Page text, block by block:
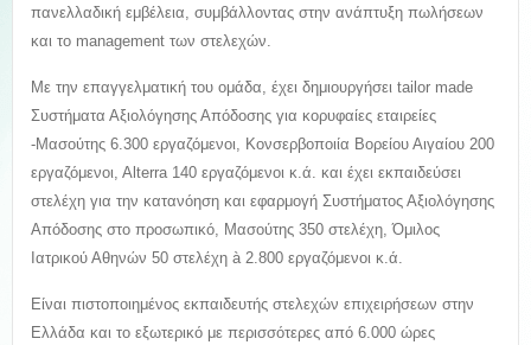
πανελλαδική εμβέλεια, συμβάλλοντας στην ανάπτυξη πωλήσεων
και το management των στελεχών.
Με την επαγγελματική του ομάδα, έχει δημιουργήσει tailor made
Συστήματα Αξιολόγησης Απόδοσης για κορυφαίες εταιρείες
-Μασούτης 6.300 εργαζόμενοι, Κονσερβοποιία Βορείου Αιγαίου 200
εργαζόμενοι, Αlterra 140 εργαζόμενοι κ.ά. και έχει εκπαιδεύσει
στελέχη για την κατανόηση και εφαρμογή Συστήματος Αξιολόγησης
Απόδοσης στο προσωπικό, Μασούτης 350 στελέχη, Όμιλος
Ιατρικού Αθηνών 50 στελέχη à 2.800 εργαζόμενοι κ.ά.
Είναι πιστοποιημένος εκπαιδευτής στελεχών επιχειρήσεων στην
Ελλάδα και το εξωτερικό με περισσότερες από 6.000 ώρες